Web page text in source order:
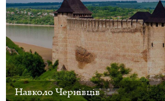
Навколо Чернівців